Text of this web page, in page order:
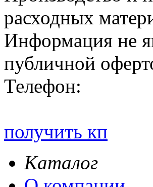
расходных
Информация не
публичной
Телефон:
получить кп
Каталог